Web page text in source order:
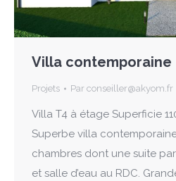
Villa contemporaine
Projets Par conseiller@akyom.fr
Villa T4 à étage Superficie
Superbe villa
chambres dont une suite
et salle d’eau au RDC.